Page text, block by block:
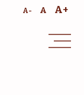
A- A A+